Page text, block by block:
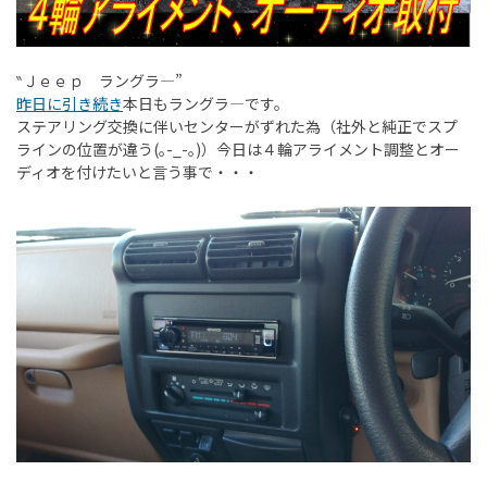
‶Ｊｅｅｐ ラングラ―”
昨日に引き続き本日もラングラ―です。
ステアリング交換に伴いセンターがずれた為（社外と純正でスプ
ラインの位置が違う(｡-_-｡)）今日は４輪アライメント調整とオー
ディオを付けたいと言う事で・・・